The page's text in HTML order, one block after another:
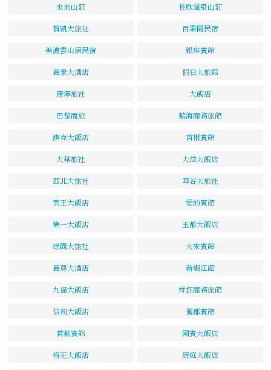
來來山莊 長欣溫泉山莊
賀凱大旅社 百果園民宿
美濃雲山居民宿 銀座賓館
麗景大酒店 假日大旅館
康寧旅社 大飯店
巴黎商旅 藍海商務旅館
澳克大飯店 首相賓館
大華旅社 大益大飯店
西北大旅社 華谷大旅社
美王大飯店 愛的賓館
第一大飯店 玉都大飯店
綠園大旅社 大來賓館
麗尊大酒店 新崛江館
九福大飯店 舜鈺商務旅館
佶莉大飯店 儷都賓館
首都賓館 國賓大飯店
梅花大飯店 康庭大飯店